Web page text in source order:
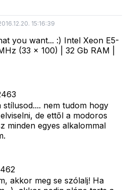
15:16:39
you want... :) Intel Xeon E5-
(33 x 100) | 32 Gb RAM |
nem tudom hogy
de ettől a modoros
minden egyes alkalommal
akkor meg se szólalj! Ha